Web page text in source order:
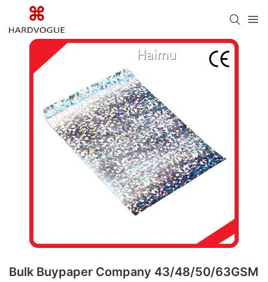
Bulk Buypaper Company 43/48/50/63GSM